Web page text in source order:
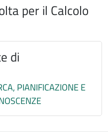
per il Calcolo
di
PIANIFICAZIONE E